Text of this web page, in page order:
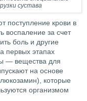
сустава
поступление крови в
воспаление за счет
боль и другие
первых этапах
— вещества для
на основе
которые
организмом